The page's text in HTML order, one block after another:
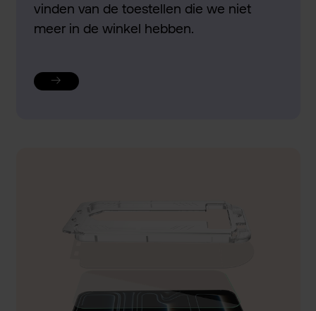
vinden van de toestellen die we niet
meer in de winkel hebben.